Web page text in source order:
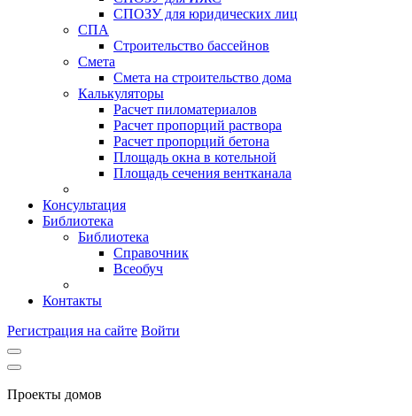
СПОЗУ для юридических лиц
СПА
Строительство бассейнов
Смета
Смета на строительство дома
Калькуляторы
Расчет пиломатериалов
Расчет пропорций раствора
Расчет пропорций бетона
Площадь окна в котельной
Площадь сечения вентканала
Консультация
Библиотека
Библиотека
Справочник
Всеобуч
Контакты
Регистрация на сайте Войти
Проекты домов